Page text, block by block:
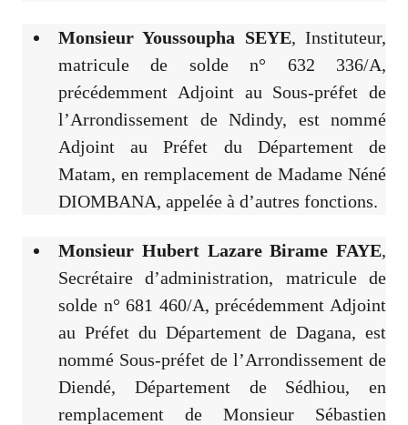
Monsieur Youssoupha SEYE, Instituteur,
matricule de solde n° 632 336/A,
précédemment Adjoint au Sous-préfet de
l’Arrondissement de Ndindy, est nommé
Adjoint au Préfet du Département de
Matam, en remplacement de Madame Néné
DIOMBANA, appelée à d’autres fonctions.
Monsieur Hubert Lazare Birame FAYE,
Secrétaire d’administration, matricule de
solde n° 681 460/A, précédemment Adjoint
au Préfet du Département de Dagana, est
nommé Sous-préfet de l’Arrondissement de
Diendé, Département de Sédhiou, en
remplacement de Monsieur Sébastien